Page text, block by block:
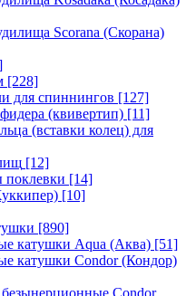
Scorana (Скорана)
[228]
для спиннингов [127]
(квивертип) [11]
(вставки колец) для
[12]
поклевки [14]
[10]
[890]
катушки Aqua (Аква) [51]
катушки Condor (Кондор)